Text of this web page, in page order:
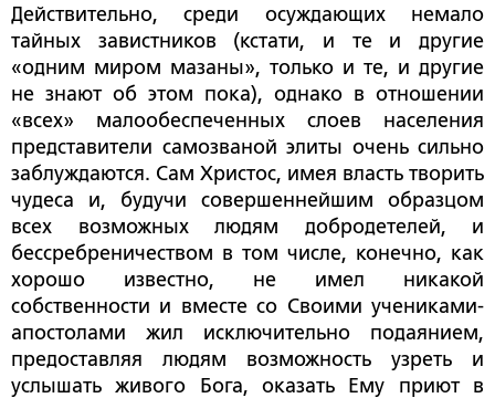
Действительно, среди осуждающих немало
тайных завистников (кстати, и те и другие
«одним миром мазаны», только и те, и другие
не знают об этом пока), однако в отношении
«всех» малообеспеченных слоев населения
представители самозваной элиты очень сильно
заблуждаются. Сам Христос, имея власть творить
чудеса и, будучи совершеннейшим образцом
всех возможных людям добродетелей, и
бессребреничеством в том числе, конечно, как
хорошо известно, не имел никакой
собственности и вместе со Своими учениками-
апостолами жил исключительно подаянием,
предоставляя людям возможность узреть и
услышать живого Бога, оказать Ему приют в